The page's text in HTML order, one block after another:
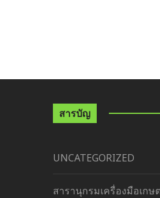
สารบัญ
UNCATEGORIZED
สารานุกรมเครื่องมือเกษ